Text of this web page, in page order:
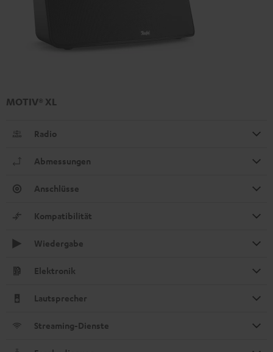
MOTIV® XL
Radio
Abmessungen
Anschlüsse
Kompatibilität
Wiedergabe
Elektronik
Lautsprecher
Streaming-Dienste